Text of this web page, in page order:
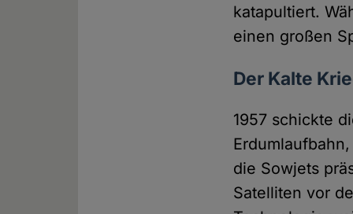
katapultiert.
einen großen
Der Kalte
1957 schickte
die Sowjets
Satelliten vor